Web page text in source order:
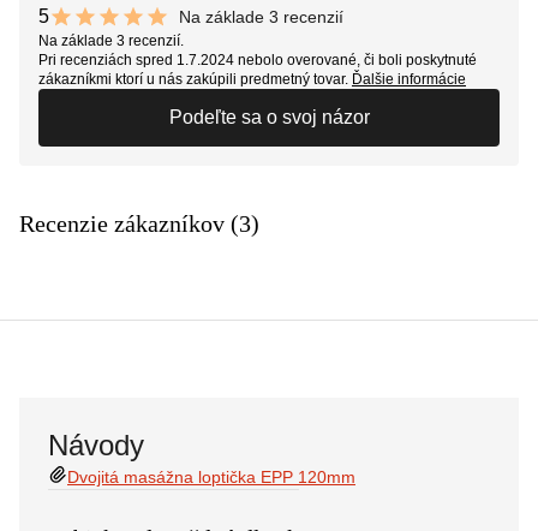
5
10 out of 10 stars
Na základe 3 recenzií
Na základe 3 recenzií.
Pri recenziách spred 1.7.2024 nebolo overované, či boli poskytnuté
zákazníkmi ktorí u nás zakúpili predmetný tovar. Ďalšie informácie
Podeľte sa o svoj názor
Recenzie zákazníkov (3)
Návody
Dvojitá masážna loptička EPP 120mm